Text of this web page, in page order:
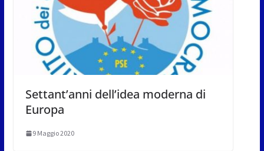
Settant’anni dell’idea moderna di
Europa
9 Maggio 2020